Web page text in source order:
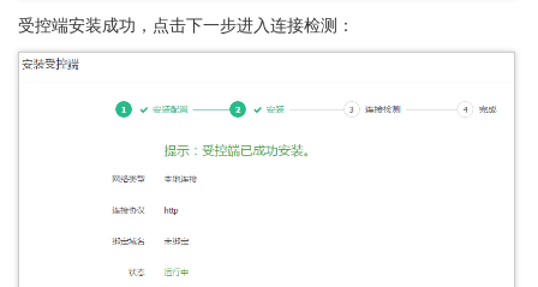
受控端安装成功，点击下一步进入连接检测：